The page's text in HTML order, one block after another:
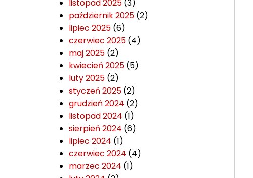
listopad 2025 (3)
październik 2025 (2)
lipiec 2025 (6)
czerwiec 2025 (4)
maj 2025 (2)
kwiecień 2025 (5)
luty 2025 (2)
styczeń 2025 (2)
grudzień 2024 (2)
listopad 2024 (1)
sierpień 2024 (6)
lipiec 2024 (1)
czerwiec 2024 (4)
marzec 2024 (1)